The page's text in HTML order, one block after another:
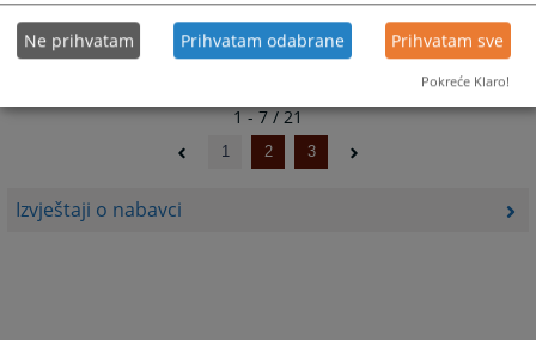
Izvještaji o nabavci
1 - 7 / 21
1 2 3
Ne prihvatam Prihvatam odabrane Prihvatam sve
Pokreće Klaro!